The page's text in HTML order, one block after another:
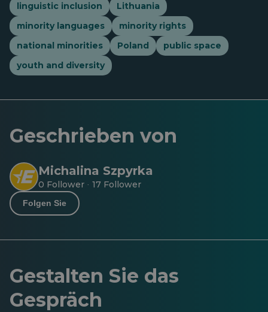
linguistic inclusion
Lithuania
minority languages
minority rights
national minorities
Poland
public space
youth and diversity
Geschrieben von
Michalina Szpyrka
0 Follower · 17 Follower
Folgen Sie
Gestalten Sie das
Gespräch